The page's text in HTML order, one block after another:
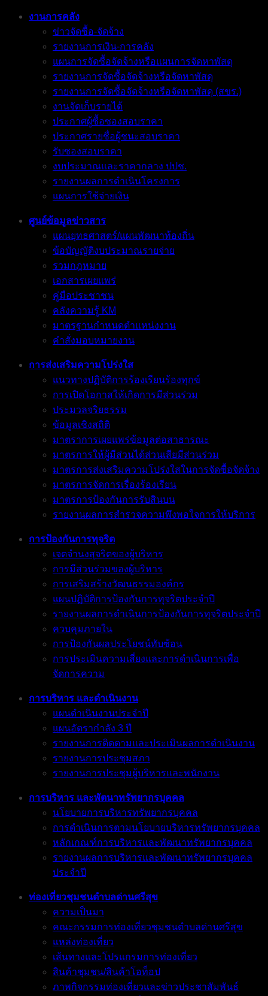
งานการคลัง
ข่าวจัดซื้อ-จัดจ้าง
รายงานการเงิน-การคลัง
แผนการจัดซื้อจัดจ้างหรือแผนการจัดหาพัสดุ
รายงานการจัดซื้อจัดจ้างหรือจัดหาพัสดุ
รายงานการจัดซื้อจัดจ้างหรือจัดหาพัสดุ (สขร.)
งานจัดเก็บรายได้
ประกาศผู้ซื้อซองสอบราคา
ประกาศรายชื่อผู้ชนะสอบราคา
รับซองสอบราคา
งบประมาณและราคากลาง ปปช.
รายงานผลการดำเนินโครงการ
แผนการใช้จ่ายเงิน
ศูนย์ข้อมูลข่าวสาร
แผนยุทธศาสตร์/แผนพัฒนาท้องถิ่น
ข้อบัญญัติงบประมาณรายจ่าย
รวมกฎหมาย
เอกสารเผยแพร่
คู่มือประชาชน
คลังความรู้ KM
มาตรฐานกำหนดตำแหน่งงาน
คำสั่งมอบหมายงาน
การส่งเสริมความโปร่งใส
แนวทางปฏิบัติการร้องเรียนร้องทุกข์
การเปิดโอกาสให้เกิดการมีส่วนร่วม
ประมวลจริยธรรม
ข้อมูลเชิงสถิติ
มาตราการเผยแพร่ข้อมูลต่อสาธารณะ
มาตรการให้ผู้มีส่วนได้ส่วนเสียมีส่วนร่วม
มาตรการส่งเสริมความโปร่งใสในการจัดซื้อจัดจ้าง
มาตรการจัดการเรื่องร้องเรียน
มาตรการป้องกันการรับสินบน
รายงานผลการสำรวจความพึงพอใจการให้บริการ
การป้องกันการทุจริต
เจตจำนงสุจริตของผู้บริหาร
การมีส่วนร่วมของผู้บริหาร
การเสริมสร้างวัฒนธรรมองค์กร
แผนปฏิบัติการป้องกันการทุจริตประจำปี
รายงานผลการดำเนินการป้องกันการทุจริตประจำปี
ควบคุมภายใน
การป้องกันผลประโยชน์ทับซ้อน
การประเมินความเสี่ยงและการดำเนินการเพื่อ
จัดการความ
การบริหาร และดำเนินงาน
แผนดำเนินงานประจำปี
แผนอัตรากำลัง 3 ปี
รายงานการติดตามและประเมินผลการดำเนินงาน
รายงานการประชุมสภา
รายงานการประชุมผู้บริหารและพนักงาน
การบริหาร และพัตนาทรัพยากรบุคคล
นโยบายการบริหารทรัพยากรบุคคล
การดำเนินการตามนโยบายบริหารทรัพยากรบุคคล
หลักเกณฑ์การบริหารและพัฒนาทรัพยากรบุคคล
รายงานผลการบริหารและพัฒนาทรัพยากรบุคคล
ประจำปี
ท่องเที่ยวชุมชนตำบลด่านศรีสุข
ความเป็นมา
คณะกรรมการท่องเที่ยวชุมชนตำบลด่านศรีสุข
แหล่งท่องเที่ยว
เส้นทางและโปรแกรมการท่องเที่ยว
สินค้าชุมชน/สินค้าโอท็อป
ภาพกิจกรรมท่องเที่ยวและข่าวประชาสัมพันธ์